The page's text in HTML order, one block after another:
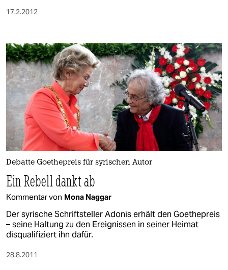
sport
nord
wahrheit
verlag
verlag
veranstaltungen
shop
fragen & hilfe
unterstützen
abo
genossenschaft
epaper login
17.2.2012
Debatte Goethepreis für syrischen Autor
Ein Rebell dankt ab
Kommentar von Mona Naggar
Der syrische Schriftsteller Adonis erhält den Goethepreis
– seine Haltung zu den Ereignissen in seiner Heimat
disqualifiziert ihn dafür.
28.8.2011